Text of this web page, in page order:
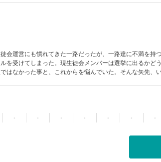
会運営にも慣れてきた一路だったが、一路達に不満を持
を受けてしまった。現生徒会メンバーは選挙に出るかど
はなかった事と、これからを悩んでいた。そんな矢先、
・ ・ ・ ・ ・ ・ ・